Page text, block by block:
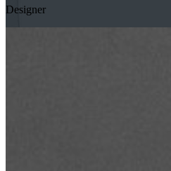
Designer